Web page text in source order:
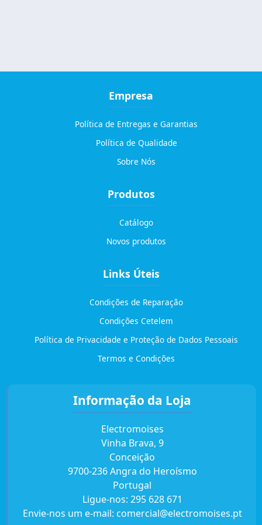
Empresa
Política de Entregas e Garantias
Política de Qualidade
Sobre Nós
Produtos
Catálogo
Novos produtos
Links Úteis
Condições de Reparação
Condições Cetelem
Política de Privacidade e Proteção de Dados Pessoais
Termos e Condições
Informação da Loja
Electromoises
Vinha Brava, 9
Conceição
9700-236 Angra do Heroísmo
Portugal
Ligue-nos: 295 628 671
Envie-nos um e-mail: comercial@electromoises.pt